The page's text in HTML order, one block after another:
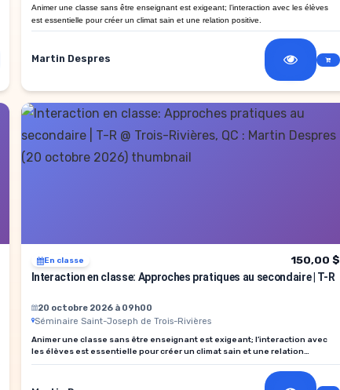
Animer une classe sans être enseignant est exigeant; l’interaction avec les élèves
est essentielle pour créer un climat sain et une relation positive.
Martin Despres
En classe
150,00 $
Interaction en classe: Approches pratiques au secondaire | T-R
20 octobre 2026 à 09h00
Séminaire Saint-Joseph de Trois-Rivières
Animer une classe sans être enseignant est exigeant; l’interaction avec
les élèves est essentielle pour créer un climat sain et une relation
positive.